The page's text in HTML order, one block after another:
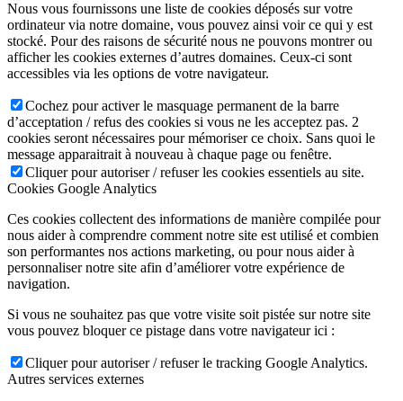
Nous vous fournissons une liste de cookies déposés sur votre
ordinateur via notre domaine, vous pouvez ainsi voir ce qui y est
stocké. Pour des raisons de sécurité nous ne pouvons montrer ou
afficher les cookies externes d’autres domaines. Ceux-ci sont
accessibles via les options de votre navigateur.
Cochez pour activer le masquage permanent de la barre
d’acceptation / refus des cookies si vous ne les acceptez pas. 2
cookies seront nécessaires pour mémoriser ce choix. Sans quoi le
message apparaitrait à nouveau à chaque page ou fenêtre.
Cliquer pour autoriser / refuser les cookies essentiels au site.
Cookies Google Analytics
Ces cookies collectent des informations de manière compilée pour
nous aider à comprendre comment notre site est utilisé et combien
son performantes nos actions marketing, ou pour nous aider à
personnaliser notre site afin d’améliorer votre expérience de
navigation.
Si vous ne souhaitez pas que votre visite soit pistée sur notre site
vous pouvez bloquer ce pistage dans votre navigateur ici :
Cliquer pour autoriser / refuser le tracking Google Analytics.
Autres services externes